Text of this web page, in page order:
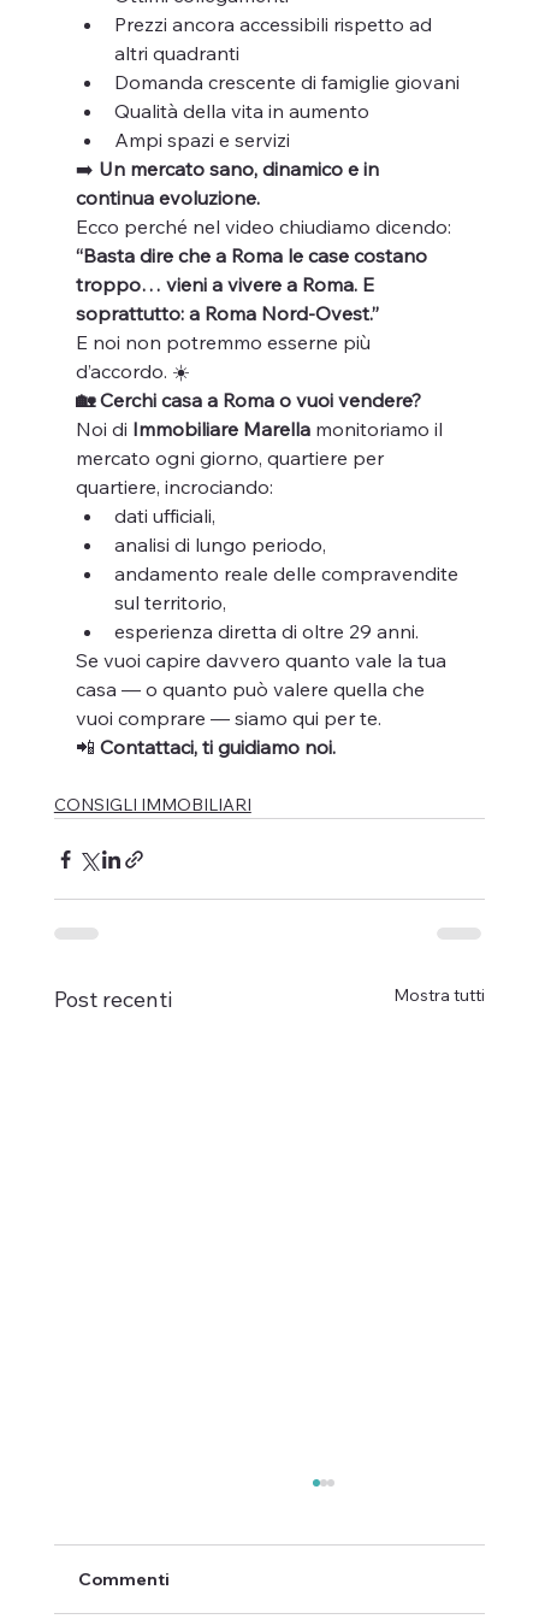
Prezzi ancora accessibili rispetto ad
altri quadranti
Domanda crescente di famiglie giovani
Qualità della vita in aumento
Ampi spazi e servizi
➡️ Un mercato sano, dinamico e in
continua evoluzione.
Ecco perché nel video chiudiamo dicendo:
“Basta dire che a Roma le case costano
troppo… vieni a vivere a Roma. E
soprattutto: a Roma Nord-Ovest.”
E noi non potremmo esserne più
d’accordo. ☀️
🏡 Cerchi casa a Roma o vuoi vendere?
Noi di Immobiliare Marella monitoriamo il
mercato ogni giorno, quartiere per
quartiere, incrociando:
dati ufficiali,
analisi di lungo periodo,
andamento reale delle compravendite
sul territorio,
esperienza diretta di oltre 29 anni.
Se vuoi capire davvero quanto vale la tua
casa — o quanto può valere quella che
vuoi comprare — siamo qui per te.
📲 Contattaci, ti guidiamo noi.
CONSIGLI IMMOBILIARI
Post recenti Mostra tutti
Commenti